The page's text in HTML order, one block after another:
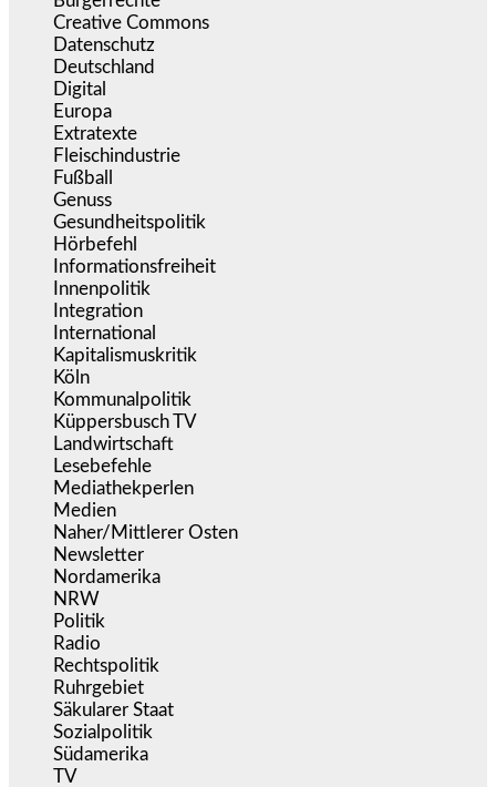
Creative Commons
Datenschutz
Deutschland
Digital
Europa
Extratexte
Fleischindustrie
Fußball
Genuss
Gesundheitspolitik
Hörbefehl
Informationsfreiheit
Innenpolitik
Integration
International
Kapitalismuskritik
Köln
Kommunalpolitik
Küppersbusch TV
Landwirtschaft
Lesebefehle
Mediathekperlen
Medien
Naher/Mittlerer Osten
Newsletter
Nordamerika
NRW
Politik
Radio
Rechtspolitik
Ruhrgebiet
Säkularer Staat
Sozialpolitik
Südamerika
TV